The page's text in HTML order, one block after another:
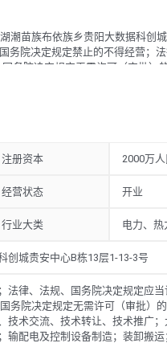
潮苗族布依族乡贵阳大数据科创
务院决定规定禁止的不得经营；
务院决定规定无需许可（审批）
太阳能发电技术服务；充电桩销
代理；蓄电池租赁；园区管理
件与机电组件设备销售；电子产
目：道路货物运输（不含危险货
经营状况为开业。
注册资本 2000万
经营状态 开业
行业大类 电力、热
创城贵安中心B栋13层1-13-3号
法律、法规、国务院决定规定应
务院决定规定无需许可（审批）
技术交流、技术转让、技术推广
输配电及控制设备制造；装卸搬